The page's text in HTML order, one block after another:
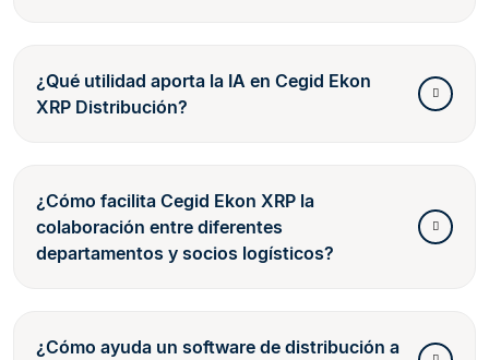
¿Qué utilidad aporta la IA en Cegid Ekon
XRP Distribución?
¿Cómo facilita Cegid Ekon XRP la
colaboración entre diferentes
departamentos y socios logísticos?
¿Cómo ayuda un software de distribución a